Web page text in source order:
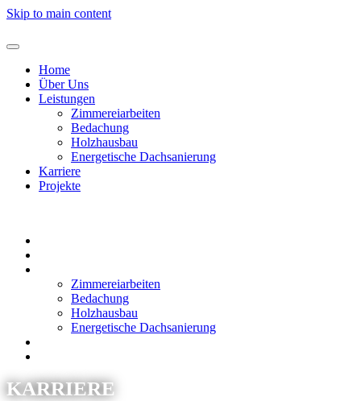
Skip to main content
Home
Über Uns
Leistungen
Zimmereiarbeiten
Bedachung
Holzhausbau
Energetische Dachsanierung
Karriere
Projekte
Zimmereiarbeiten
Bedachung
Holzhausbau
Energetische Dachsanierung
KARRIERE